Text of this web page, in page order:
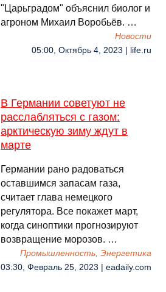
"Царьградом" объяснил биолог и
агроном Михаил Воробьёв. …
Новости
05:00, Октябрь 4, 2023 | life.ru
В Германии советуют не
расслабляться с газом:
арктическую зиму ждут в
марте
Германии рано радоваться
оставшимся запасам газа,
считает глава немецкого
регулятора. Все покажет март,
когда синоптики прогнозируют
возвращение морозов. …
Промышленность, Энергетика
03:30, Февраль 25, 2023 | eadaily.com